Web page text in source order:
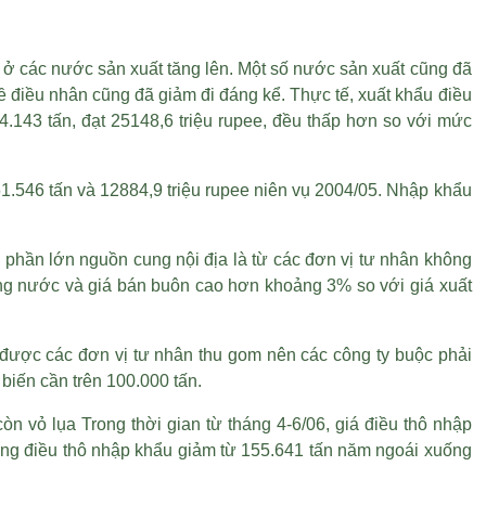
các nước sản xuất tăng lên. Một số nước sản xuất cũng đã
nhân cũng đã giảm đi đáng kể. Thực tế, xuất khẩu điều
tấn, đạt 25148,6 triệu rupee, đều thấp hơn so với mức
tấn và 12884,9 triệu rupee niên vụ 2004/05. Nhập khẩu
lớn nguồn cung nội địa là từ các đơn vị tư nhân không
nước và giá bán buôn cao hơn khoảng 3% so với giá xuất
các đơn vị tư nhân thu gom nên các công ty buộc phải
cần trên 100.000 tấn.
vỏ lụa Trong thời gian từ tháng 4-6/06, giá điều thô nhập
điều thô nhập khẩu giảm từ 155.641 tấn năm ngoái xuống